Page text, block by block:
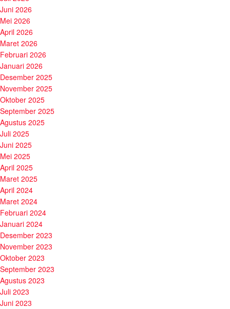
Juni 2026
Mei 2026
April 2026
Maret 2026
Februari 2026
Januari 2026
Desember 2025
November 2025
Oktober 2025
September 2025
Agustus 2025
Juli 2025
Juni 2025
Mei 2025
April 2025
Maret 2025
April 2024
Maret 2024
Februari 2024
Januari 2024
Desember 2023
November 2023
Oktober 2023
September 2023
Agustus 2023
Juli 2023
Juni 2023